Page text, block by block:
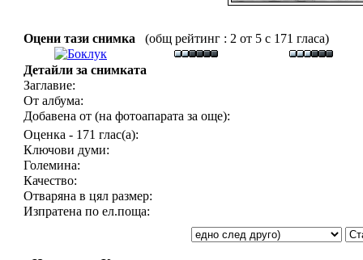
Оцени тази снимка (общ рейтинг : 2 от 5 с 171 гласа)
Детайли за снимката
Заглавие:
От албума:
Добавена от (на фотоапарата за още):
Оценка - 171 глас(а):
Ключови думи:
Големина:
Качество:
Отваряна в цял размер:
Изпратена по ел.поща: